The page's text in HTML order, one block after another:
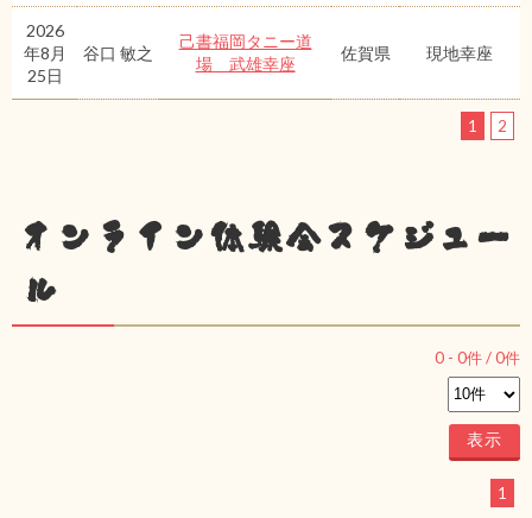
2026
年8月
25日
谷口 敏之
己書福岡タニー道
場 武雄幸座
佐賀県 現地幸座
1 2
オンライン体験会スケジュー
ル
0 - 0件 /0件
1